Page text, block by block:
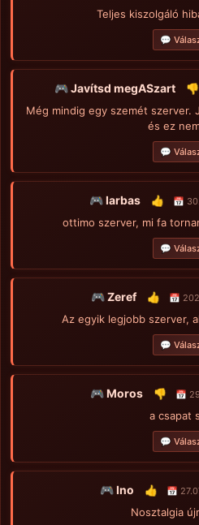
Teljes kiszolgáló
💬
🎮 Javítsd megASzart 👎
Még mindig egy szemét szerver.
és ez
💬
🎮 Iarbas 👍 📅
ottimo szerver, mi fa
💬
🎮 Zeref 👍 📅
Az egyik legjobb szerver,
💬
🎮 Moros 👎 📅
a csapat
💬
🎮 Ino 👍 📅
Nosztalgia